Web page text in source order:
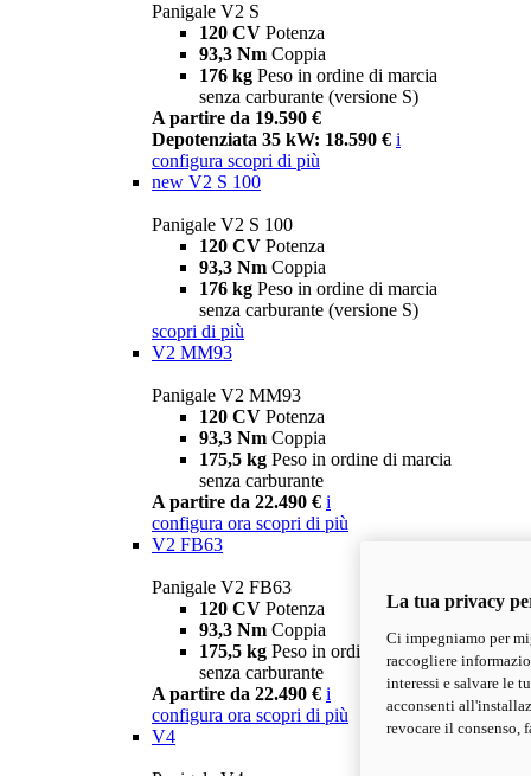
Panigale V2 S
120 CV Potenza
93,3 Nm Coppia
176 kg Peso in ordine di marcia
senza carburante (versione S)
A partire da 19.590 €
Depotenziata 35 kW: 18.590 € i
configura scopri di più
new V2 S 100
Panigale V2 S 100
120 CV Potenza
93,3 Nm Coppia
176 kg Peso in ordine di marcia
senza carburante (versione S)
scopri di più
V2 MM93
Panigale V2 MM93
120 CV Potenza
93,3 Nm Coppia
175,5 kg Peso in ordine di marcia
senza carburante
A partire da 22.490 € i
configura ora scopri di più
V2 FB63
Panigale V2 FB63
120 CV Potenza
93,3 Nm Coppia
175,5 kg Peso in ordine di marcia
senza carburante
A partire da 22.490 € i
configura ora scopri di più
V4
La tua privacy
Ci impegniamo per
raccogliere
interessi e salvare le
acconsenti
revocare il consenso,